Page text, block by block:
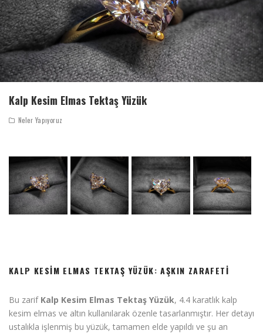
Kalp Kesim Elmas Tektaş Yüzük
Neler Yapıyoruz
KALP KESIM ELMAS TEKTAŞ YÜZÜK: AŞKIN ZARAFETI
Bu zarif Kalp Kesim Elmas Tektaş Yüzük, 4.4 karatlık kalp
kesim elmas ve altın kullanılarak özenle tasarlanmıştır. Her detayı
ustalıkla işlenmiş bu yüzük, tamamen elde yapıldı ve şu an